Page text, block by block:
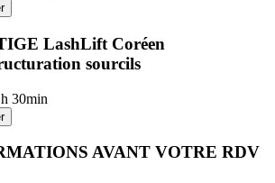
LashLift Coréen
sourcils
30min
AVANT VOTRE RDV